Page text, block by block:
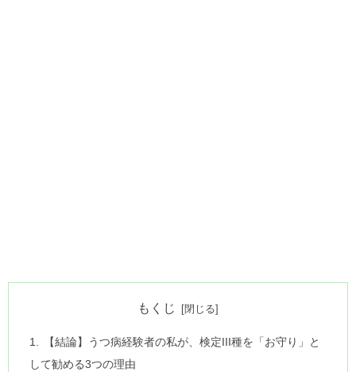
もくじ
【結論】うつ病経験者の私が、検定III種を「お守り」と
して勧める3つの理由